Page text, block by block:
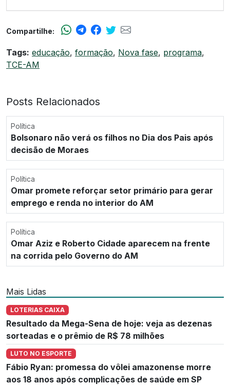
Compartilhe:
Tags: educação, formação, Nova fase, programa,
TCE-AM
Posts Relacionados
Política
Bolsonaro não verá os filhos no Dia dos Pais após
decisão de Moraes
Política
Omar promete reforçar setor primário para gerar
emprego e renda no interior do AM
Política
Omar Aziz e Roberto Cidade aparecem na frente
na corrida pelo Governo do AM
Mais Lidas
LOTERIAS CAIXA
Resultado da Mega-Sena de hoje: veja as dezenas
sorteadas e o prêmio de R$ 78 milhões
LUTO NO ESPORTE
Fábio Ryan: promessa do vôlei amazonense morre
aos 18 anos após complicações de saúde em SP